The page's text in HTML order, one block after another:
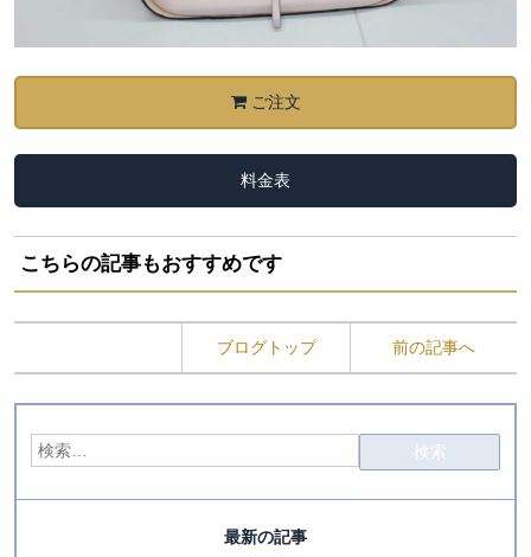
ご注文
料金表
こちらの記事もおすすめです
ブログトップ 前の記事へ
最新の記事